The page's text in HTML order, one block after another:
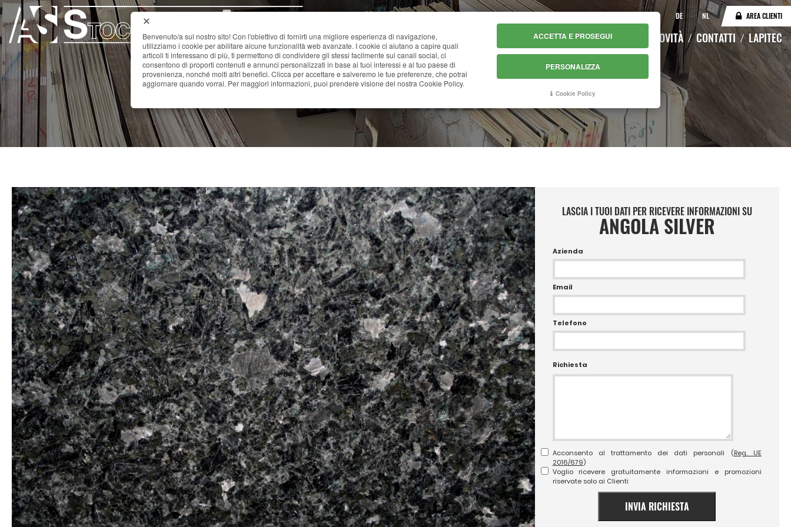
EN DE NL AREA CLIENTI
HOME CATALOGO MAGAZZINO ONLINE NOVITÀ CONTATTI LAPITEC
ANGOLA SILVER
LASCIA I TUOI DATI PER RICEVERE INFORMAZIONI SU
ANGOLA SILVER
Azienda
Email
Telefono
Richiesta
Acconsento al trattamento dei dati personali (Reg. UE
2016/679)
Voglio ricevere gratuitamente informazioni e promozioni
riservate solo ai Clienti
INVIA RICHIESTA
Benvenuto/a sul nostro sito! Con l'obiettivo di fornirti una migliore esperienza di navigazione,
utilizziamo i cookie per abilitare alcune funzionalità web avanzate. I cookie ci aiutano a capire quali
articoli ti interessano di più, ti permettono di condividere gli stessi facilmente sui canali social, ci
consentono di proporti contenuti e annunci personalizzati in base ai tuoi interessi e al tuo paese di
provenienza, nonché molti altri benefici. Clicca per accettare e salveremo le tue preferenze, che potrai
aggiornare quando vorrai. Per maggiori informazioni, puoi prendere visione del nostra Cookie Policy.
ACCETTA E PROSEGUI
PERSONALIZZA
Cookie Policy